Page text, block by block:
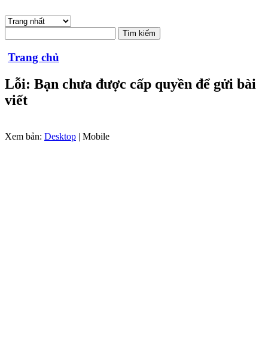
Trang chủ
Lỗi: Bạn chưa được cấp quyền để gửi bài
viết
Xem bản: Desktop | Mobile